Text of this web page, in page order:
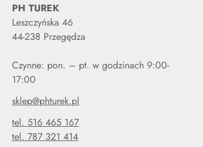
PH TUREK
Leszczyńska 46
44-238 Przegędza
Czynne: pon. – pt. w godzinach 9:00-
17:00
sklep@phturek.pl
tel. 516 465 167
tel. 787 321 414